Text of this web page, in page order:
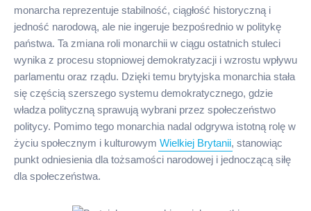
monarcha reprezentuje stabilność, ciągłość historyczną i
jedność narodową, ale nie ingeruje bezpośrednio w politykę
państwa. Ta zmiana roli monarchii w ciągu ostatnich stuleci
wynika z procesu stopniowej demokratyzacji i wzrostu wpływu
parlamentu oraz rządu. Dzięki temu brytyjska monarchia stała
się częścią szerszego systemu demokratycznego, gdzie
władza polityczną sprawują wybrani przez społeczeństwo
politycy. Pomimo tego monarchia nadal odgrywa istotną rolę w
życiu społecznym i kulturowym Wielkiej Brytanii, stanowiąc
punkt odniesienia dla tożsamości narodowej i jednoczącą siłę
dla społeczeństwa.